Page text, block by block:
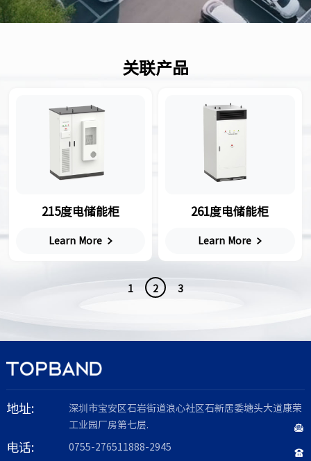
关联产品
215度电储能柜
Learn More
261度电储能柜
Learn More
1 2 3
地址:
深圳市宝安区石岩街道浪心社区石新居委塘头大道康荣
工业园厂房第七层.
电话: 0755-276511888-2945